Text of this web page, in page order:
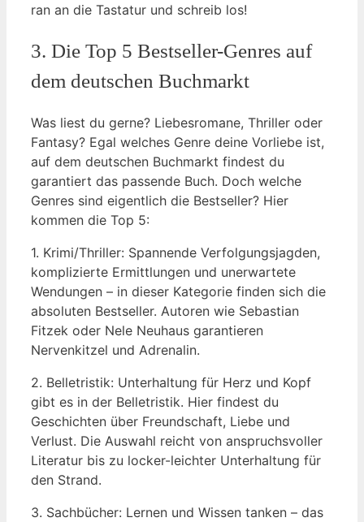
ran an die Tastatur und schreib los!
3. Die Top 5 Bestseller-Genres auf
dem deutschen Buchmarkt
Was liest du gerne? Liebesromane, Thriller oder
Fantasy? Egal welches Genre deine Vorliebe ist,
auf dem deutschen Buchmarkt findest du
garantiert das passende Buch. Doch welche
Genres sind eigentlich die Bestseller? Hier
kommen die Top 5:
1. Krimi/Thriller: Spannende Verfolgungsjagden,
komplizierte Ermittlungen und unerwartete
Wendungen – in dieser Kategorie finden sich die
absoluten Bestseller. Autoren wie Sebastian
Fitzek oder Nele Neuhaus garantieren
Nervenkitzel und Adrenalin.
2. Belletristik: Unterhaltung für Herz und Kopf
gibt es in der Belletristik. Hier findest du
Geschichten über Freundschaft, Liebe und
Verlust. Die Auswahl reicht von anspruchsvoller
Literatur bis zu locker-leichter Unterhaltung für
den Strand.
3. Sachbücher: Lernen und Wissen tanken – das